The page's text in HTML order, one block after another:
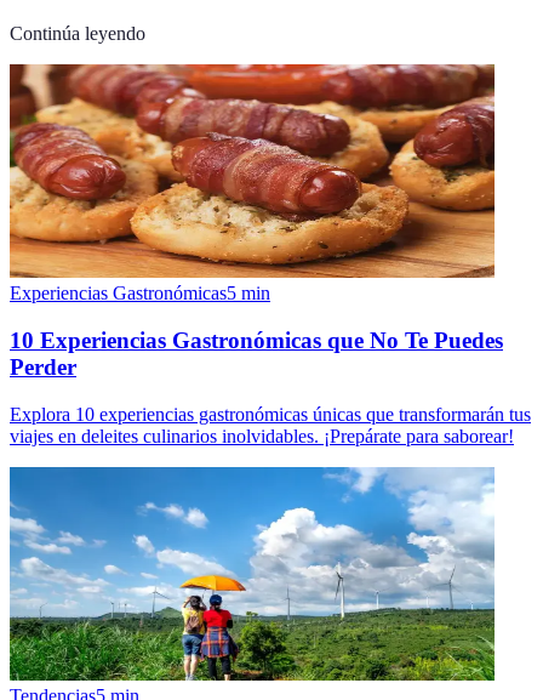
Continúa leyendo
Experiencias Gastronómicas5 min
10 Experiencias Gastronómicas que No Te Puedes
Perder
Explora 10 experiencias gastronómicas únicas que transformarán tus
viajes en deleites culinarios inolvidables. ¡Prepárate para saborear!
Tendencias5 min